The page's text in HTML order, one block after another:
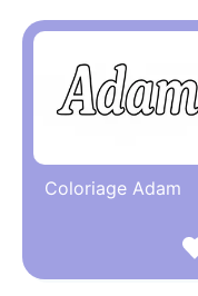
Coloriage Adam